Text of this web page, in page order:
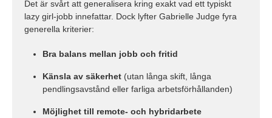
Det är svårt att generalisera kring exakt vad ett typiskt
lazy girl-jobb innefattar. Dock lyfter Gabrielle Judge fyra
generella kriterier:
Bra balans mellan jobb och fritid
Känsla av säkerhet (utan långa skift, långa
pendlingsavstånd eller farliga arbetsförhållanden)
Möjlighet till remote- och hybridarbete